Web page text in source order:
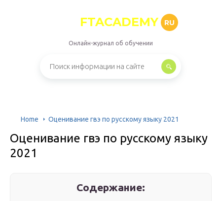
FTACADEMY RU
Онлайн-журнал об обучении
Home Оценивание гвэ по русскому языку 2021
Оценивание гвэ по русскому языку
2021
Содержание: